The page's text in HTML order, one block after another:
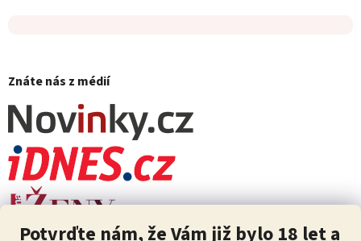
Potvrďte nám, že Vám již bylo 18 let a
Znáte nás z médií